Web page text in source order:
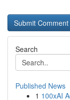
Search
Published News
1 100xAI